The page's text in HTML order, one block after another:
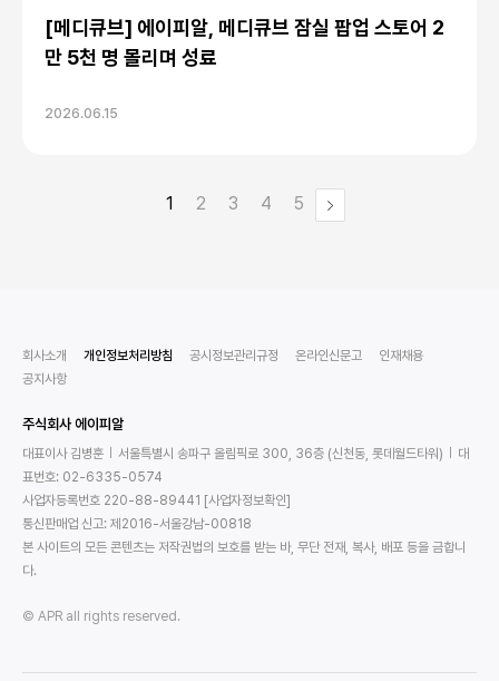
[메디큐브] 에이피알, 메디큐브 잠실 팝업 스토어 2
만 5천 명 몰리며 성료
2026.06.15
1 2 3 4 5
주식회사 에이피알
대표이사 김병훈 서울특별시 송파구 올림픽로 300, 36층 (신천동, 롯데월드타워)
대
표번호: 02-6335-0574
사업자등록번호 220-88-89441 [사업자정보확인]
통신판매업 신고: 제2016-서울강남-00818
본 사이트의 모든 콘텐츠는 저작권법의 보호를 받는 바, 무단 전재, 복사, 배포 등을 금합니
다.
© APR all rights reserved.
회사소개 개인정보처리방침 공시정보관리규정 온라인신문고
인재채용
공지사항